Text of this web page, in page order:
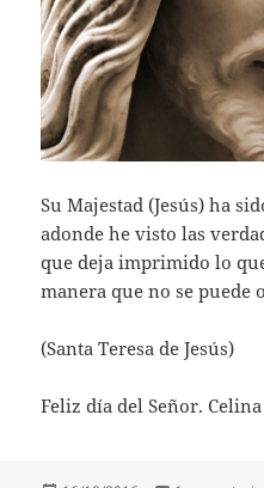
Su Majestad (Jesús) ha
adonde he visto las
que deja imprimido lo
manera que no se puede
(Santa Teresa de Jesús)
Feliz día del Señor. Celina